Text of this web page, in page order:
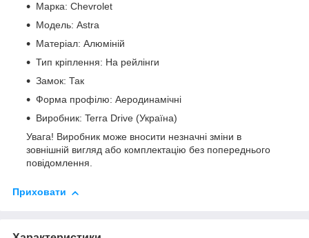
Марка: Chevrolet
Модель: Astra
Матеріал: Алюміній
Тип кріплення: На рейлінги
Замок: Так
Форма профілю: Аеродинамічні
Виробник: Terra Drive (Україна)
Увага! Виробник може вносити незначні зміни в
зовнішній вигляд або комплектацію без попереднього
повідомлення.
Приховати